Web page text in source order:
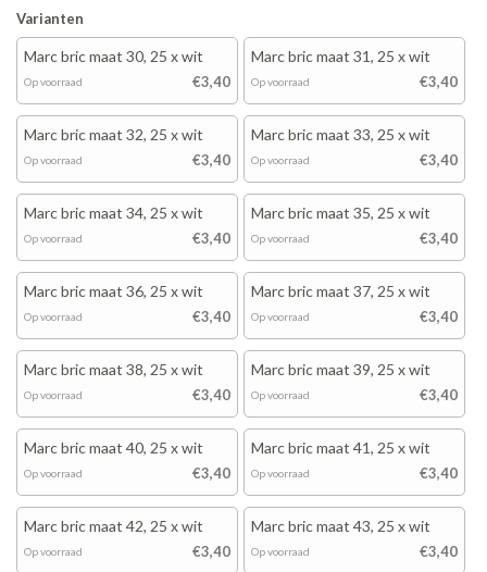
Varianten
Marc bric maat 30, 25 x wit
€3,40
Op voorraad
Marc bric maat 31, 25 x wit
€3,40
Op voorraad
Marc bric maat 32, 25 x wit
€3,40
Op voorraad
Marc bric maat 33, 25 x wit
€3,40
Op voorraad
Marc bric maat 34, 25 x wit
€3,40
Op voorraad
Marc bric maat 35, 25 x wit
€3,40
Op voorraad
Marc bric maat 36, 25 x wit
€3,40
Op voorraad
Marc bric maat 37, 25 x wit
€3,40
Op voorraad
Marc bric maat 38, 25 x wit
€3,40
Op voorraad
Marc bric maat 39, 25 x wit
€3,40
Op voorraad
Marc bric maat 40, 25 x wit
€3,40
Op voorraad
Marc bric maat 41, 25 x wit
€3,40
Op voorraad
Marc bric maat 42, 25 x wit
€3,40
Op voorraad
Marc bric maat 43, 25 x wit
€3,40
Op voorraad